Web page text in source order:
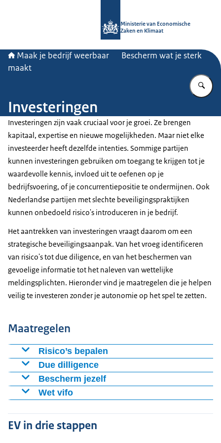
Ministerie van Economische
Zaken en Klimaat
Maak je bedrijf weerbaar
Bescherm wat je sterk
maakt
Investeringen
Investeringen zijn vaak cruciaal voor je groei. Ze brengen
kapitaal, expertise en nieuwe mogelijkheden. Maar niet elke
investeerder heeft dezelfde intenties. Sommige partijen
kunnen investeringen gebruiken om toegang te krijgen tot je
waardevolle kennis, invloed uit te oefenen op je
bedrijfsvoering, of je concurrentiepositie te ondermijnen. Ook
Nederlandse partijen met slechte beveiligingspraktijken
kunnen onbedoeld risico's introduceren in je bedrijf.
Het aantrekken van investeringen vraagt daarom om een
strategische beveiligingsaanpak. Van het vroeg identificeren
van risico's tot due diligence, en van het beschermen van
gevoelige informatie tot het naleven van wettelijke
meldingsplichten. Hieronder vind je maatregelen die je helpen
veilig te investeren zonder je autonomie op het spel te zetten.
Maatregelen
Risico’s bepalen
Voer een vroege risicoanalyse uit voor beter
geïnformeerde beslissingen, mitigerende
maatregelen en een sterkere
onderhandelingspositie.
Weet wat het meest waardevol is voor je bedrijf en
wat je moet beschermen,
Due dilligence
Doe grondig due diligence-onderzoek naar partijen
waarvan je investeringen zoekt, inclusief:
leden van een investeringsconsortium,
Bescherm jezelf
Beperk of bescherm gevoelige informatie die je deelt
Wet vifo
onder de Wet investeringen, fusies en overnames (
EV in drie stappen